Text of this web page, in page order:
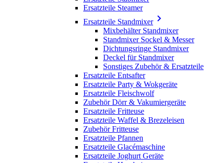
Ersatzteile Steamer
Ersatzteile Standmixer
Mixbehälter Standmixer
Standmixer Sockel & Messer
Dichtungsringe Standmixer
Deckel für Standmixer
Sonstiges Zubehör & Ersatzteile
Ersatzteile Entsafter
Ersatzteile Party & Wokgeräte
Ersatzteile Fleischwolf
Zubehör Dörr & Vakumiergeräte
Ersatzteile Fritteuse
Ersatzteile Waffel & Brezeleisen
Zubehör Fritteuse
Ersatzteile Pfannen
Ersatzteile Glacémaschine
Ersatzteile Joghurt Geräte